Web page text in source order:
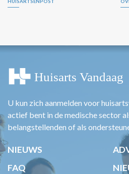
HUISARTSENPOST
U kun zich aanmelden voor
actief bent in de medische sector
belangstellenden of als
NIEUWS
FAQ